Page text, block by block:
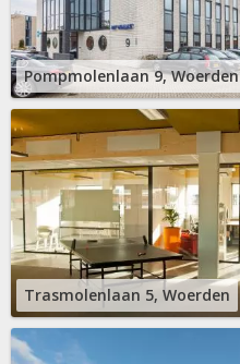
Pompmolenlaan 9, Woerden
Trasmolenlaan 5, Woerden